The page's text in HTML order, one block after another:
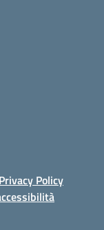
Privacy Policy